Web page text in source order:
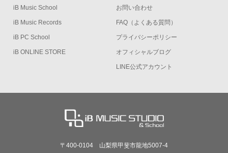
iB Music School
iB Music Records
iB PC School
iB ONLINE STORE
お問い合わせ
FAQ（よくある質問）
プライバシーポリシー
オフィシャルブログ
LINE公式アカウント
〒400-0104 山梨県甲斐市龍地5007-4